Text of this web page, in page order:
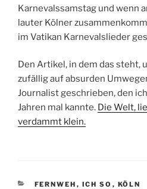
Karnevalssamstag und wenn
lauter Kölner
im Vatikan Karnevalslieder
Den Artikel, in dem das steht,
zufällig auf absurden
Journalist geschrieben, den
Jahren mal kannte. Die Welt,
verdammt klein.
KATEGORIEN
FERNWEH , ICH SO , KÖLN